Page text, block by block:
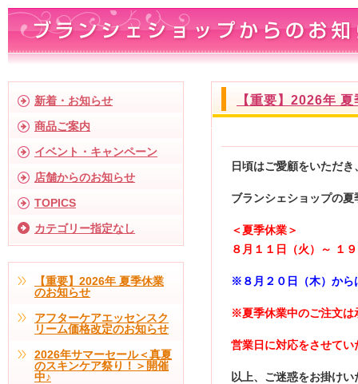
新着・お知らせ
商品ご案内
イベント・キャンペーン
店舗からのお知らせ
TOPICS
カテゴリー指定なし
【重要】2026年 夏季休業
のお知らせ
アフターケアエッセンスク
リーム価格改定のお知らせ
2026年サマーセール＜真夏
のスキンケア祭り！＞開催
中♪
【重要】2026年
日頃はご愛顧をいただ
ブランシェショップの
＜夏季休業＞
８月１１日（火）～ １
※８月２０日（木）から
※夏季休業中のご注文は
営業日に対応をさせてい
以上、ご迷惑をお掛け